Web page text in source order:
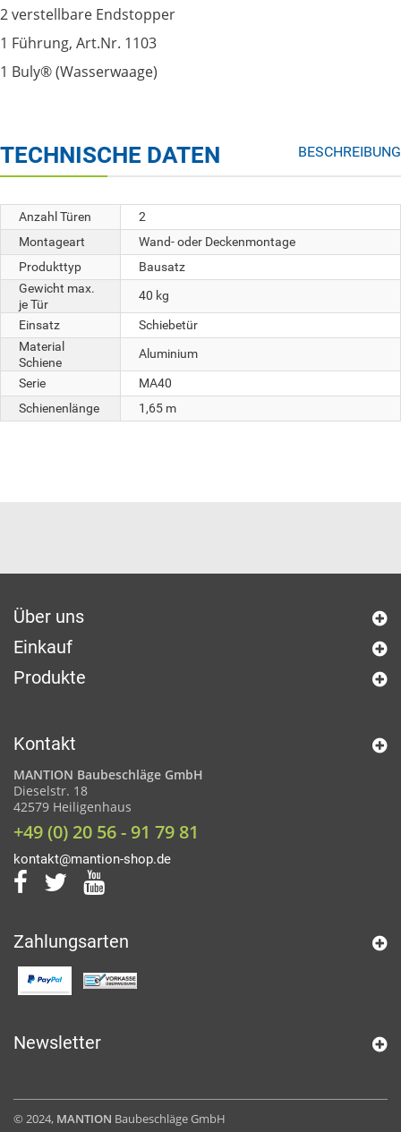
2 verstellbare Endstopper
1 Führung, Art.Nr. 1103
1 Buly® (Wasserwaage)
TECHNISCHE DATEN BESCHREIBUNG
Anzahl Türen
2
Montageart
Wand- oder Deckenmontage
Produkttyp
Bausatz
Gewicht max.
je Tür
40 kg
Einsatz
Schiebetür
Material
Schiene
Aluminium
Serie
MA40
Schienenlänge
1,65 m
Über uns
Einkauf
Produkte
Kontakt
MANTION Baubeschläge GmbH
Dieselstr. 18
42579 Heiligenhaus
+49 (0) 20 56 - 91 79 81
kontakt@mantion-shop.de
Zahlungsarten
Newsletter
© 2024, MANTION Baubeschläge GmbH